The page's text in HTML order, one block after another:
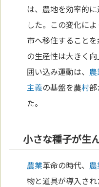
は、農地を効率的
した。この変化に
市へ移住することを
の生産性は大きく向
囲い込み運動は、
主義の基盤を農村
た。
小さな種子が生
農業革命の時代、
物と道具が導入さ